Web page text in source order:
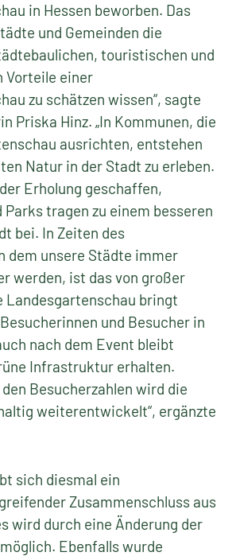
in Hessen beworben. Das
und Gemeinden die
touristischen und
einer
zu schätzen wissen“, sagte
Priska Hinz. „In Kommunen, die
ausrichten, entstehen
Natur in der Stadt zu erleben.
Erholung geschaffen,
Parks tragen zu einem besseren
bei. In Zeiten des
dem unsere Städte immer
werden, ist das von großer
Landesgartenschau bringt
und Besucher in
nach dem Event bleibt
Infrastruktur erhalten.
Besucherzahlen wird die
weiterentwickelt“, ergänzte
sich diesmal ein
Zusammenschluss aus
wird durch eine Änderung der
Ebenfalls wurde